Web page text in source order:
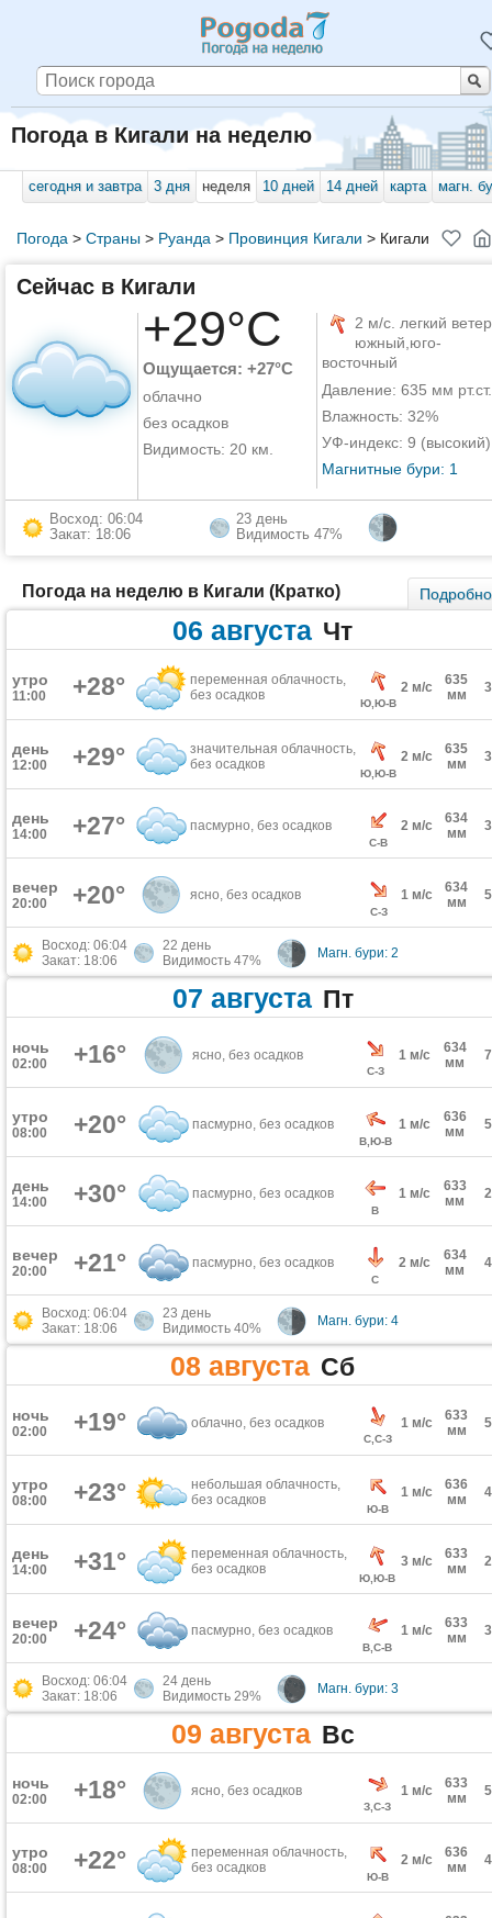
Погода в Кигали на неделю
сегодня и завтра 3 дня неделя 10 дней 14 дней карта магн.
Погода > Страны> Руанда > Провинция Кигали > Кигали
Сейчас в Кигали
+29°C
Ощущается: +27°C
облачно
без осадков
Видимость: 20 км.
2 м/с. легкий
южный,юго-
восточный
Давление: 635 мм рт.ст.
Влажность: 32%
УФ-индекс: 9 (высокий)
Магнитные бури: 1
Восход: 06:04
Закат: 18:06
23 день
Видимость 47%
Погода на неделю в Кигали (Кратко) Подробно
06 августа Чт
утро
11:00 +28°
переменная облачность,
без осадков
Ю,Ю-В
2 м/с
635
мм
день
12:00 +29°
значительная облачность,
без осадков
Ю,Ю-В
2 м/с
635
мм
день
14:00 +27° пасмурно, без осадков
С-В
2 м/с
634
мм
вечер
20:00 +20° ясно, без осадков
С-З
1 м/с
634
мм
Восход: 06:04
Закат: 18:06
22 день
Видимость 47%
Магн. бури: 2
07 августа Пт
ночь
02:00 +16° ясно, без осадков
С-З
1 м/с
634
мм
утро
08:00 +20° пасмурно, без осадков
В,Ю-В
1 м/с
636
мм
день
14:00 +30° пасмурно, без осадков
В
1 м/с
633
мм
вечер
20:00 +21° пасмурно, без осадков
С
2 м/с
634
мм
Восход: 06:04
Закат: 18:06
23 день
Видимость 40%
Магн. бури: 4
08 августа Сб
ночь
02:00 +19° облачно, без осадков
С,С-З
1 м/с
633
мм
утро
08:00 +23°
небольшая облачность,
без осадков
Ю-В
1 м/с
636
мм
день
14:00 +31°
переменная облачность,
без осадков
Ю,Ю-В
3 м/с
633
мм
вечер
20:00 +24° пасмурно, без осадков
В,С-В
1 м/с
633
мм
Восход: 06:04
Закат: 18:06
24 день
Видимость 29%
Магн. бури: 3
09 августа Вс
ночь
02:00 +18° ясно, без осадков
З,С-З
1 м/с
633
мм
утро
08:00 +22°
переменная облачность,
без осадков
Ю-В
2 м/с
636
мм